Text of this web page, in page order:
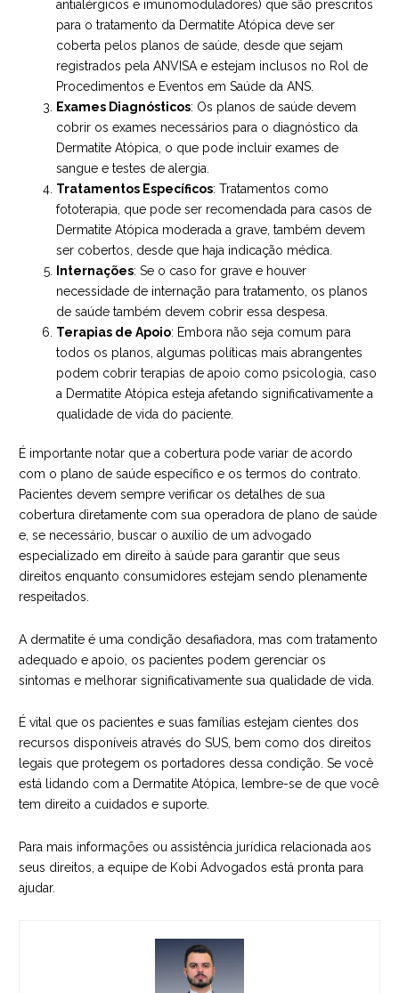
antialérgicos e imunomoduladores) que são prescritos
para o tratamento da Dermatite Atópica deve ser
coberta pelos planos de saúde, desde que sejam
registrados pela ANVISA e estejam inclusos no Rol de
Procedimentos e Eventos em Saúde da ANS.
Exames Diagnósticos: Os planos de saúde devem
cobrir os exames necessários para o diagnóstico da
Dermatite Atópica, o que pode incluir exames de
sangue e testes de alergia.
Tratamentos Específicos: Tratamentos como
fototerapia, que pode ser recomendada para casos de
Dermatite Atópica moderada a grave, também devem
ser cobertos, desde que haja indicação médica.
Internações: Se o caso for grave e houver
necessidade de internação para tratamento, os planos
de saúde também devem cobrir essa despesa.
Terapias de Apoio: Embora não seja comum para
todos os planos, algumas políticas mais abrangentes
podem cobrir terapias de apoio como psicologia, caso
a Dermatite Atópica esteja afetando significativamente a
qualidade de vida do paciente.
É importante notar que a cobertura pode variar de acordo
com o plano de saúde específico e os termos do contrato.
Pacientes devem sempre verificar os detalhes de sua
cobertura diretamente com sua operadora de plano de saúde
e, se necessário, buscar o auxílio de um advogado
especializado em direito à saúde para garantir que seus
direitos enquanto consumidores estejam sendo plenamente
respeitados.
A dermatite é uma condição desafiadora, mas com tratamento
adequado e apoio, os pacientes podem gerenciar os
sintomas e melhorar significativamente sua qualidade de vida.
É vital que os pacientes e suas famílias estejam cientes dos
recursos disponíveis através do SUS, bem como dos direitos
legais que protegem os portadores dessa condição. Se você
está lidando com a Dermatite Atópica, lembre-se de que você
tem direito a cuidados e suporte.
Para mais informações ou assistência jurídica relacionada aos
seus direitos, a equipe de Kobi Advogados está pronta para
ajudar.